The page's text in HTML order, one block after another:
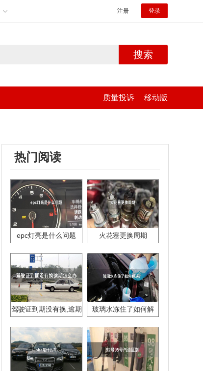
注册 登录
搜索
质量投诉 移动版
热门阅读
epc灯亮是什么问题 火花塞更换周期
驾驶证到期没有换,逾期
玻璃水冻住了如何解